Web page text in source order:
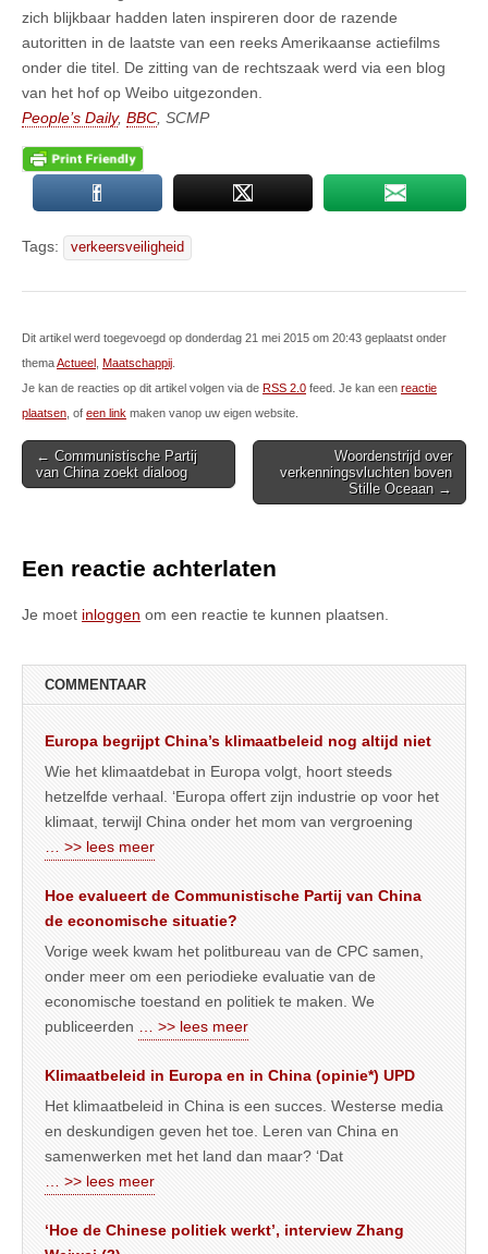
zich blijkbaar hadden laten inspireren door de razende
autoritten in de laatste van een reeks Amerikaanse actiefilms
onder die titel. De zitting van de rechtszaak werd via een blog
van het hof op Weibo uitgezonden.
People’s Daily, BBC , SCMP
Tags: verkeersveiligheid
Dit artikel werd toegevoegd op donderdag 21 mei 2015 om 20:43 geplaatst onder
themaActueel Maatschappij
Je kan de reacties op dit artikel volgen via de RSS 2.0 feed. Je kan een reactie
plaatsen , of een link maken vanop uw eigen website.
Post
navigation
← Communistische Partij
van China zoekt dialoog
Woordenstrijd over
verkenningsvluchten boven
Stille Oceaan →
Een reactie achterlaten
Je moet inloggen om een reactie te kunnen plaatsen.
COMMENTAAR
Europa begrijpt China’s klimaatbeleid nog altijd niet
Wie het klimaatdebat in Europa volgt, hoort steeds
hetzelfde verhaal. ‘Europa offert zijn industrie op voor het
klimaat, terwijl China onder het mom van vergroening
… >> lees meer
Hoe evalueert de Communistische Partij van China
de economische situatie?
Vorige week kwam het politbureau van de CPC samen,
onder meer om een periodieke evaluatie van de
economische toestand en politiek te maken. We
publiceerden … >> lees meer
Klimaatbeleid in Europa en in China (opinie*) UPD
Het klimaatbeleid in China is een succes. Westerse media
en deskundigen geven het toe. Leren van China en
samenwerken met het land dan maar? ‘Dat
… >> lees meer
‘Hoe de Chinese politiek werkt’, interview Zhang